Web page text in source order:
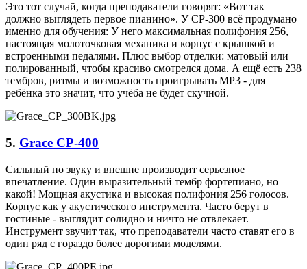
Это тот случай, когда преподаватели говорят: «Вот так
должно выглядеть первое пианино». У CP-300 всё продумано
именно для обучения: У него максимальная полифония 256,
настоящая молоточковая механика и корпус с крышкой и
встроенными педалями. Плюс выбор отделки: матовый или
полированный, чтобы красиво смотрелся дома. А ещё есть 238
тембров, ритмы и возможность проигрывать MP3 - для
ребёнка это значит, что учёба не будет скучной.
5. Grace CP-400
Сильный по звуку и внешне производит серьезное
впечатление. Один выразительный тембр фортепиано, но
какой! Мощная акустика и высокая полифония 256 голосов.
Корпус как у акустического инструмента. Часто берут в
гостиные - выглядит солидно и ничто не отвлекает.
Инструмент звучит так, что преподаватели часто ставят его в
один ряд с гораздо более дорогими моделями.